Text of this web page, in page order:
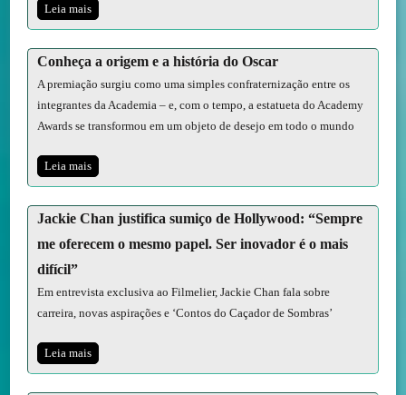
Leia mais
Conheça a origem e a história do Oscar
A premiação surgiu como uma simples confraternização entre os
integrantes da Academia – e, com o tempo, a estatueta do Academy
Awards se transformou em um objeto de desejo em todo o mundo
Leia mais
Jackie Chan justifica sumiço de Hollywood: “Sempre
me oferecem o mesmo papel. Ser inovador é o mais
difícil”
Em entrevista exclusiva ao Filmelier, Jackie Chan fala sobre
carreira, novas aspirações e ‘Contos do Caçador de Sombras’
Leia mais